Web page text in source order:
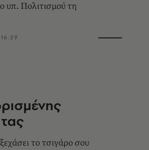
υπ. Πολιτισμού τη
το τσιγάρο σου